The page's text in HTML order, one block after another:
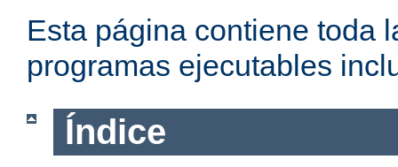
Esta página contiene toda
programas ejecutables
Índice